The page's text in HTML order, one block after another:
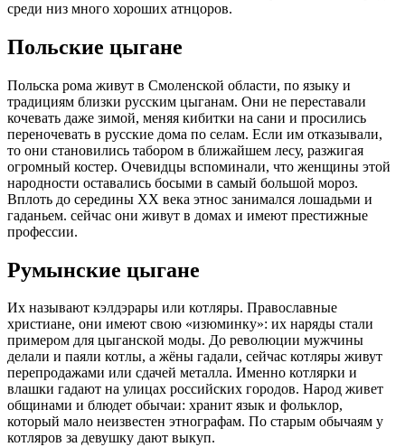
среди низ много хороших атнцоров.
Польские цыгане
Польска рома живут в Смоленской области, по языку и
традициям близки русским цыганам. Они не переставали
кочевать даже зимой, меняя кибитки на сани и просились
переночевать в русские дома по селам. Если им отказывали,
то они становились табором в ближайшем лесу, разжигая
огромный костер. Очевидцы вспоминали, что женщины этой
народности оставались босыми в самый большой мороз.
Вплоть до середины XX века этнос занимался лошадьми и
гаданьем. сейчас они живут в домах и имеют престижные
профессии.
Румынские цыгане
Их называют кэлдэрары или котляры. Православные
христиане, они имеют свою «изюминку»: их наряды стали
примером для цыганской моды. До революции мужчины
делали и паяли котлы, а жёны гадали, сейчас котляры живут
перепродажами или сдачей металла. Именно котлярки и
влашки гадают на улицах российских городов. Народ живет
общинами и блюдет обычаи: хранит язык и фольклор,
который мало неизвестен этнографам. По старым обычаям у
котляров за девушку дают выкуп.